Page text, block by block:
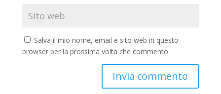
Salva il mio nome, email e sito web in questo
browser per la prossima volta che commento.